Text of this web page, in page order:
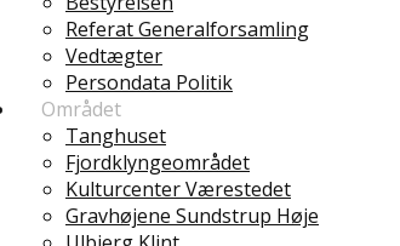
Referat Generalforsamling
Vedtægter
Persondata Politik
Området
Tanghuset
Fjordklyngeområdet
Kulturcenter Værestedet
Gravhøjene Sundstrup Høje